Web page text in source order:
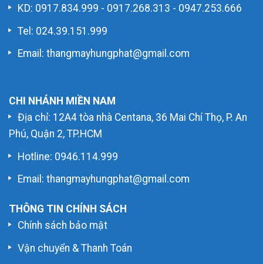
KD: 0917.834.999 - 0917.268.313 - 0947.253.666
Tel: 024.39.151.999
Email: thangmayhungphat@gmail.com
CHI NHÁNH MIỀN NAM
Địa chỉ: 12A4 tòa nhà Centana, 36 Mai Chí Thọ, P. An
Phú, Quận 2, TP.HCM
Hotline: 0946.114.999
Email: thangmayhungphat@gmail.com
THÔNG TIN CHÍNH SÁCH
Chính sách bảo mật
Vận chuyển & Thanh Toán